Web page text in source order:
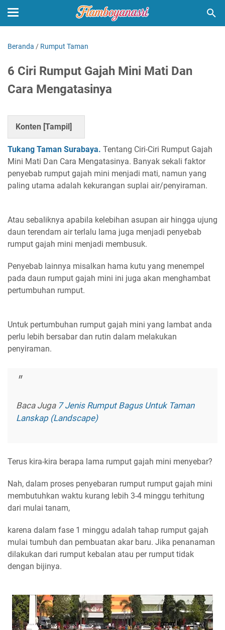
Beranda / Rumput Taman
6 Ciri Rumput Gajah Mini Mati Dan
Cara Mengatasinya
Konten [Tampil]
Tukang Taman Surabaya. Tentang Ciri-Ciri Rumput Gajah
Mini Mati Dan Cara Mengatasinya. Banyak sekali faktor
penyebab rumput gajah mini menjadi mati, namun yang
paling utama adalah kekurangan suplai air/penyiraman.
Atau sebaliknya apabila kelebihan asupan air hingga ujung
daun terendam air terlalu lama juga menjadi penyebab
rumput gajah mini menjadi membusuk.
Penyebab lainnya misalkan hama kutu yang menempel
pada daun rumput gajah mini ini juga akan menghambat
pertumbuhan rumput.
Untuk pertumbuhan rumput gajah mini yang lambat anda
perlu lebih bersabar dan rutin dalam melakukan
penyiraman.
Baca Juga 7 Jenis Rumput Bagus Untuk Taman
Lanskap (Landscape)
Terus kira-kira berapa lama rumput gajah mini menyebar?
Nah, dalam proses penyebaran rumput rumput gajah mini
membutuhkan waktu kurang lebih 3-4 minggu terhitung
dari mulai tanam,
karena dalam fase 1 minggu adalah tahap rumput gajah
mulai tumbuh dan pembuatan akar baru. Jika penanaman
dilakukan dari rumput kebalan atau per rumput tidak
dengan bijinya.